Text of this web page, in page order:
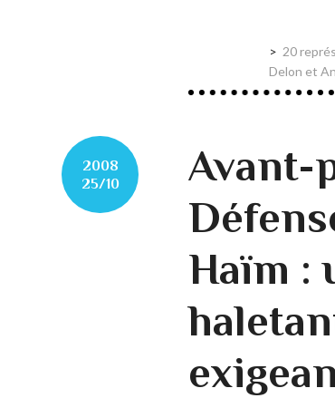
20
Delon et
2008
25/10
Avant-
Haïm :